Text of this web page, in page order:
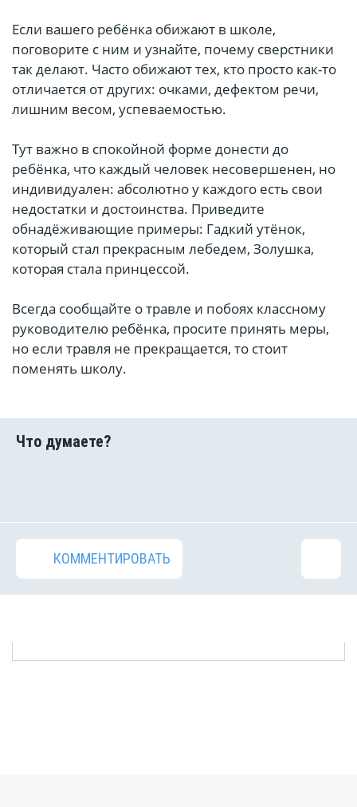
Если вашего ребёнка обижают в школе,
поговорите с ним и узнайте, почему сверстники
так делают. Часто обижают тех, кто просто как-то
отличается от других: очками, дефектом речи,
лишним весом, успеваемостью.
Тут важно в спокойной форме донести до
ребёнка, что каждый человек несовершенен, но
индивидуален: абсолютно у каждого есть свои
недостатки и достоинства. Приведите
обнадёживающие примеры: Гадкий утёнок,
который стал прекрасным лебедем, Золушка,
которая стала принцессой.
Всегда сообщайте о травле и побоях классному
руководителю ребёнка, просите принять меры,
но если травля не прекращается, то стоит
поменять школу.
КОММЕНТИРОВАТЬ